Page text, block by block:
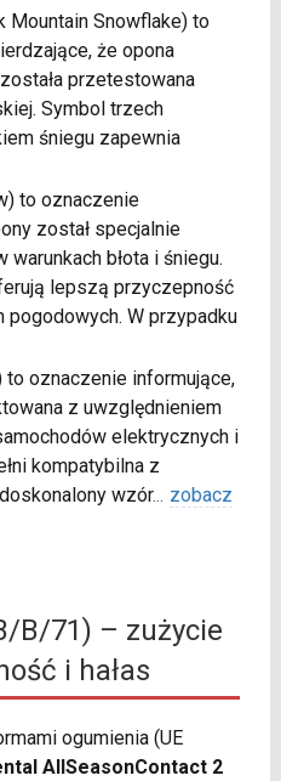
Mountain Snowflake) to
że opona
przetestowana
Symbol trzech
śniegu zapewnia
to oznaczenie
został specjalnie
błota i śniegu.
lepszą przyczepność
pogodowych. W przypadku
to oznaczenie informujące,
z uwzględnieniem
elektrycznych i
kompatybilna z
wzór... zobacz
B/71) – zużycie
i hałas
ogumienia (UE
AllSeasonContact 2